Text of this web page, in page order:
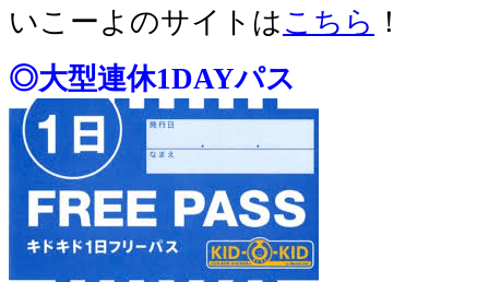
いこーよのサイトは こちら ！
◎大型連休1DAYパス